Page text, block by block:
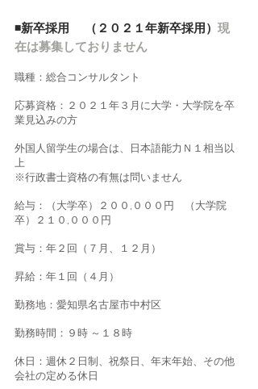
◾️新卒採用 （２０２１年新卒採用） 現
在は募集しておりません
職種：総合コンサルタント
応募資格：２０２１年３月に大学・大学院を卒
業見込みの方
外国人留学生の場合は、日本語能力 Ｎ１相当以
上
※行政書士資格の有無は問いません
給与：（大学卒）２００,０００円 （大学院
卒）２１０,０００円
賞与：年２回（７月、１２月）
昇給：年１回（４月）
勤務地：愛知県名古屋市中村区
勤務時間：９時 ～１８時
休日：週休２日制、祝祭日、年末年始、その他
会社の定める休日